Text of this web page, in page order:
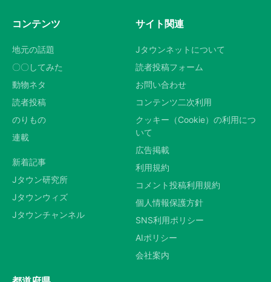
コンテンツ
地元の話題
〇〇してみた
動物ネタ
読者投稿
のりもの
連載
新着記事
Jタウン研究所
Jタウンウィズ
Jタウンチャンネル
サイト関連
Jタウンネットについて
読者投稿フォーム
お問い合わせ
コンテンツ二次利用
クッキー（Cookie）の利用につ
いて
広告掲載
利用規約
コメント投稿利用規約
個人情報保護方針
SNS利用ポリシー
AIポリシー
会社案内